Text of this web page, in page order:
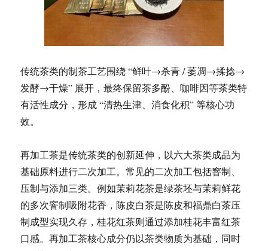
传统茶类的制茶工艺围绕 “鲜叶→杀青 / 萎凋→揉捻→
发酵→干燥” 展开，最终保留茶多酚、咖啡因等茶类特
有活性成分，形成 “清热生津、消食化积” 等核心功
效。
再加工茶是传统茶类的创新延伸，以六大茶类成品为
基础原料进行二次加工。常见的二次加工包括窨制、
压制与添加三类。例如茉莉花茶是绿茶坯与茉莉鲜花
的多次窨制吸附花香，陈皮白茶是陈皮和福鼎白茶压
制成型实现久存，桂花红茶则通过添加桂花丰富红茶
口感。再加工茶核心成分仍以茶类物质为基础，同时